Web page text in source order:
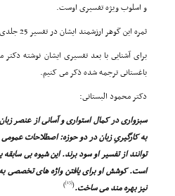
و اسلوب ویژه تفسیرى اوست.
ثمره این گوهر ارزشمند ایشان در تفسیر 25 جلدى
براى آشنایى با بعد تفسیرى ایشان نوشته
باغستانى ترجمه شده ذکر مى کنیم.
دکتر محمود البستانى:
سبزوارى در کمال استوارى و آسانى از عنصر
به کارگیرىِ زبان در دو حوزه: اصطلاحات
توانند از تفسیر او سود برند. این شیوه بى
است. کوشش او براى یافتن واژه هاى تخصصى به
نیز بهره مند مى ساخت.(
[15]
)